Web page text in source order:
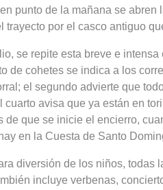
punto de la mañana se
trayecto por el casco antiguo
se repite esta breve e
de cohetes se indica a los
el segundo advierte que
avisa que ya están en
de que se inicie el encierro,
en la Cuesta de Santo
diversión de los niños,
incluye verbenas,